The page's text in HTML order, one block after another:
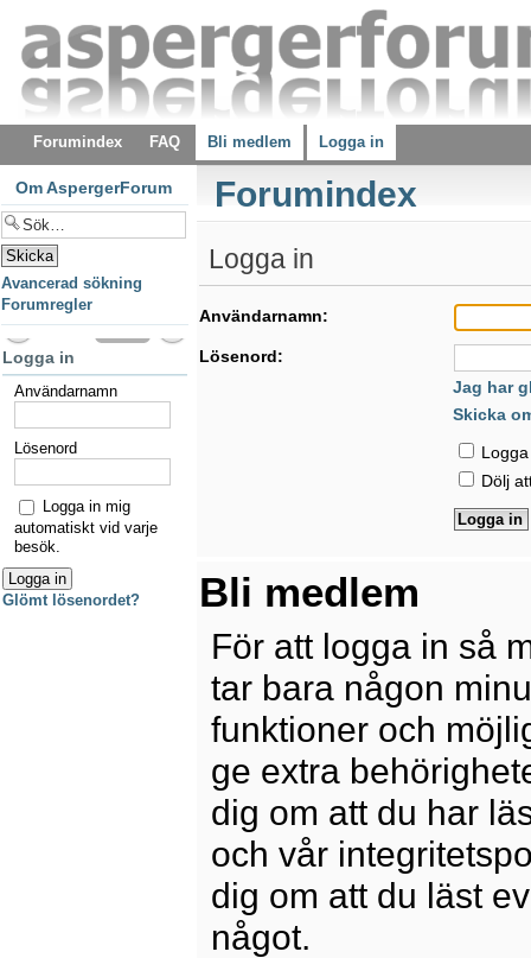
Forumindex FAQ Bli medlem Logga in
Forumindex
Logga in
Användarnamn:
Lösenord:
Jag har
Skicka
Dölj
Bli medlem
För att logga in så
tar bara någon
funktioner och
ge extra
dig om att du har
och vår
dig om att du läst
något.
Om AspergerForum
Avancerad sökning
Forumregler
Logga in
Användarnamn
Lösenord
Logga in mig
automatiskt vid varje
besök.
Glömt lösenordet?